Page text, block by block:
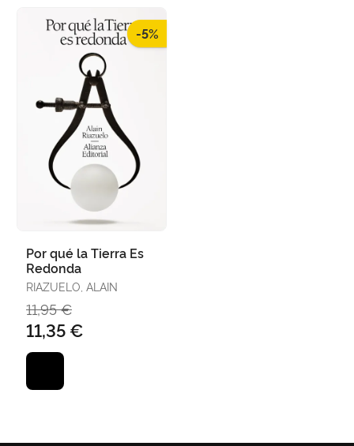
-5%
Por qué la Tierra Es
Redonda
RIAZUELO, ALAIN
11,95 €
11,35 €